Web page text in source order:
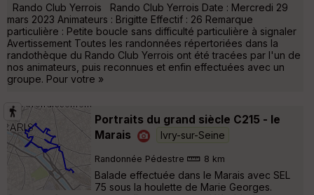
Rando Club Yerrois Rando Club Yerrois Date : Mercredi 29
mars 2023 Animateurs : Brigitte Effectif : 26 Remarque
particulière : Petite boucle sans difficulté particulière à signaler
Avertissement Toutes les randonnées répertoriées dans la
randothèque du Rando Club Yerrois ont été tracées par l'un de
nos animateurs, puis reconnues et enfin effectuées avec un
groupe. Pour votre »
Portraits du grand siècle C215 - le
Marais
Ivry-sur-Seine
Randonnée Pédestre 8 km
Balade effectuée dans le Marais avec SEL
75 sous la houlette de Marie Georges.